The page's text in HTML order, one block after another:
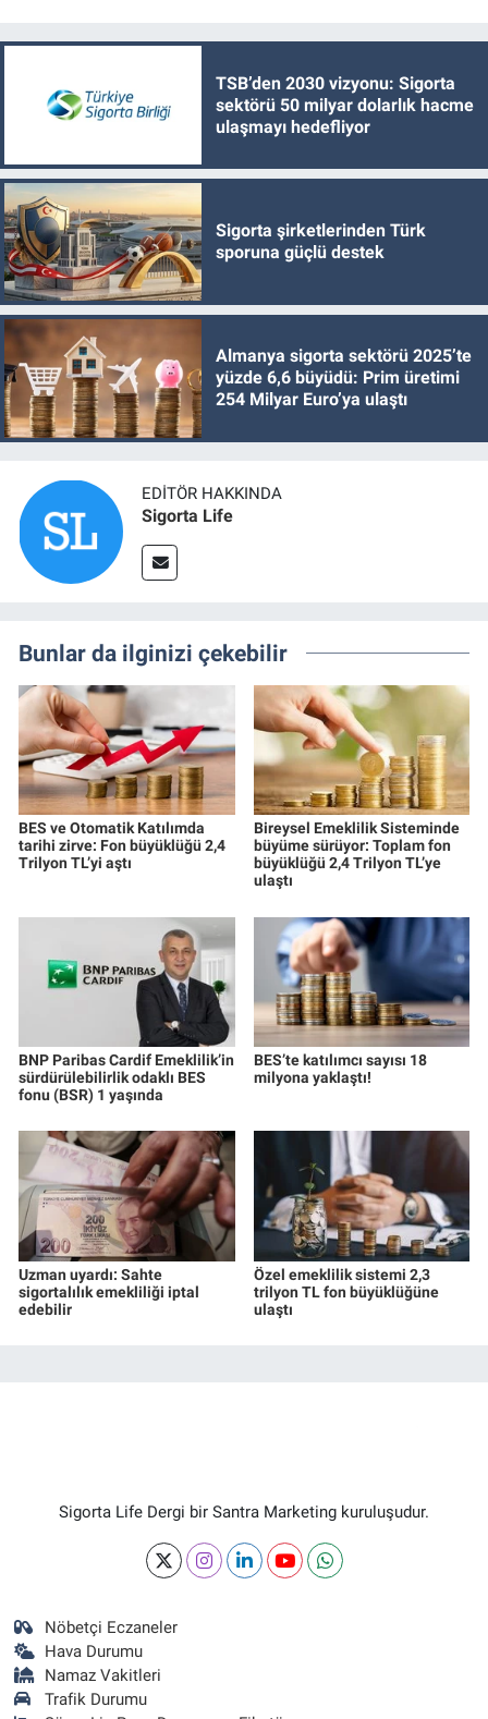
TSB’den 2030 vizyonu: Sigorta
sektörü 50 milyar dolarlık hacme
ulaşmayı hedefliyor
Sigorta şirketlerinden Türk
sporuna güçlü destek
Almanya sigorta sektörü 2025’te
yüzde 6,6 büyüdü: Prim üretimi
254 Milyar Euro’ya ulaştı
EDITÖR HAKKINDA
Sigorta Life
Bunlar da ilginizi çekebilir
BES ve Otomatik Katılımda
tarihi zirve: Fon büyüklüğü 2,4
Trilyon TL’yi aştı
Bireysel Emeklilik Sisteminde
büyüme sürüyor: Toplam fon
büyüklüğü 2,4 Trilyon TL’ye
ulaştı
BNP Paribas Cardif Emeklilik’in
sürdürülebilirlik odaklı BES
fonu (BSR) 1 yaşında
BES’te katılımcı sayısı 18
milyona yaklaştı!
Uzman uyardı: Sahte
sigortalılık emekliliği iptal
edebilir
Özel emeklilik sistemi 2,3
trilyon TL fon büyüklüğüne
ulaştı
Sigorta Life Dergi bir Santra Marketing kuruluşudur.
Nöbetçi Eczaneler
Hava Durumu
Namaz Vakitleri
Trafik Durumu